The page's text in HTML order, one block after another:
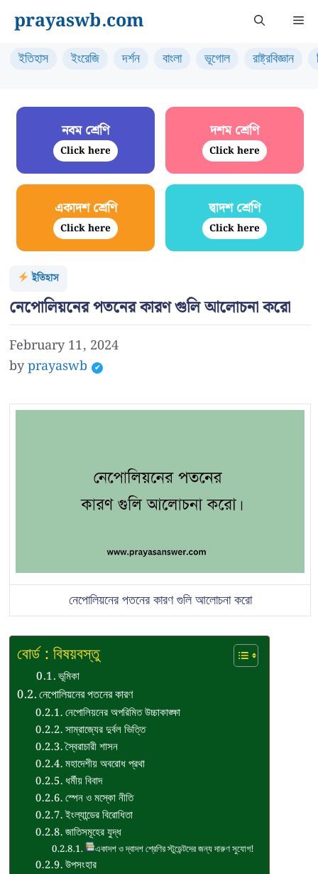
content
prayaswb.com
ইতিহাস ইংরেজি দর্শন বাংলা ভূগোল রাষ্ট্রবিজ্ঞান
নবম শ্রেণি
Click here
দশম শ্রেণি
Click here
একাদশ শ্রেণি
Click here
দ্বাদশ শ্রেণি
Click here
ইতিহাস
নেপোলিয়নের পতনের কারণ গুলি আলোচনা করো
February 11, 2024
byprayaswb
নেপোলিয়নের পতনের কারণ গুলি আলোচনা করো
বোর্ড : বিষয়বস্তু
ভূমিকা
নেপোলিয়নের পতনের কারণ
নেপোলিয়নের অপরিমিত উচ্চাকাঙ্ক্ষা
সাম্রাজ্যের দুর্বল ভিত্তি
স্বৈরাচারী শাসন
মহাদেশীয় অবরোধ প্রথা
ধর্মীয় বিবাদ
স্পেন ও মস্কো নীতি
ইংল্যান্ডের বিরোধিতা
জাতিসমূহের যুদ্ধ
একাদশ ও দ্বাদশ শ্রেণির স্টুডেন্টদের জন্য দারুণ সুযোগ!
উপসংহার